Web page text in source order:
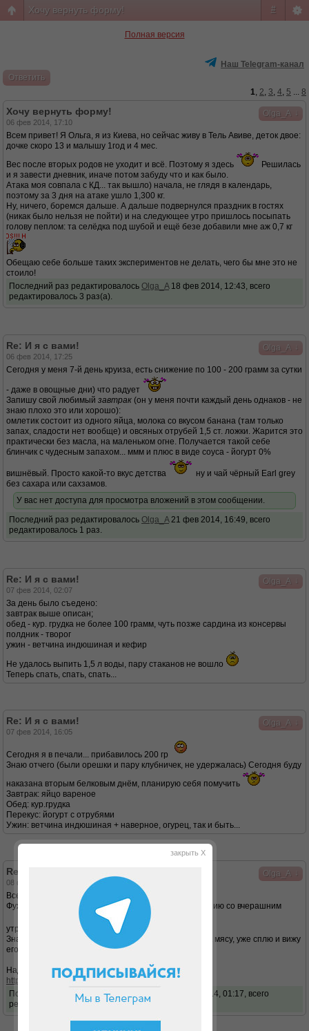
#
Хочу вернуть форму!
Полная версия
Наш Telegram-канал
Ответить
1, 2, 3, 4, 5 ... 8
Olga_A
Хочу вернуть форму!
06 фев 2014, 17:10
Всем привет! Я Ольга, я из Киева, но сейчас живу в Тель Авиве, деток двое:
дочке скоро 13 и малышу 1год и 4 мес.
Вес после вторых родов не уходит и всё. Поэтому я здесь
Решилась
и я завести дневник, иначе потом забуду что и как было.
Атака моя совпала с КД... так вышло) начала, не глядя в календарь,
поэтому за 3 дня на атаке ушло 1,300 кг.
Ну, ничего, боремся дальше. А дальше подвернулся праздник в гостях
(никак было нельзя не пойти) и на следующее утро пришлось посыпать
голову пеплом: та селёдка под шубой и ещё безе добавили мне аж 0,7 кг
Обещаю себе больше таких экспериментов не делать, чего бы мне это не
стоило!
Последний раз редактировалось Olga_A18 фев 2014, 12:43, всего
редактировалось 3 раз(а).
Olga_A
Re: И я с вами!
06 фев 2014, 17:25
Сегодня у меня 7-й день круиза, есть снижение по 100 - 200 грамм за сутки
- даже в овощные дни) что радует
Запишу свой любимый завтрак (он у меня почти каждый день однаков - не
знаю плохо это или хорошо):
омлетик состоит из одного яйца, молока со вкусом банана (там только
запах, сладости нет вообще) и овсяных отрубей 1,5 ст. ложки. Жарится это
практически без масла, на маленьком огне. Получается такой себе
блинчик с чудесным запахом... ммм и плюс в виде соуса - йогурт 0%
вишнёвый. Просто какой-то вкус детства
ну и чай чёрный Earl grey
без сахара или сахзамов.
У вас нет доступа для просмотра вложений в этом сообщении.
Последний раз редактировалось Olga_A21 фев 2014, 16:49, всего
редактировалось 1 раз.
Olga_A
Re: И я с вами!
07 фев 2014, 02:07
За день было съедено:
завтрак выше описан;
обед - кур. грудка не более 100 грамм, чуть позже сардина из консервы
полдник - творог
ужин - ветчина индюшиная и кефир
Не удалось выпить 1,5 л воды, пару стаканов не вошло
Теперь спать, спать, спать...
Olga_A
Re: И я с вами!
07 фев 2014, 16:05
Сегодня я в печали... прибавилось 200 гр
Знаю отчего (были орешки и пару клубничек, не удержалась) Сегодня буду
наказана вторым белковым днём, планирую себя помучить
Завтрак: яйцо вареное
Обед: кур.грудка
Перекус: йогурт с отрубями
Ужин: ветчина индюшиная + наверное, огурец, так и быть...
Olga_A
Re: И я с вами!
08 фев 2014, 14:20
Всем доброго дня!
Фух... можно выдыхать - снижение 300 гр по сравнению со вчерашним
утром
Значит, сегодня делаю-таки себе овощной салатик к мясу, уже сплю и вижу
его ))
Надо бы попробовать испечь хлеб:
http://dukandiet.ru/xleb-nastoyashhij-bez-dopov/
Последний раз редактировалось Olga_A
01 апр 2014, 01:17, всего
редактировалось 1 раз.
закрыть X